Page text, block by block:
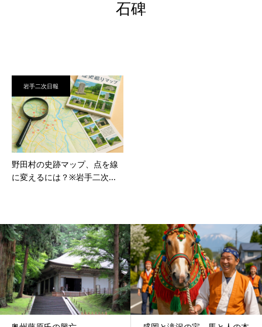
石碑
岩手二次日報
野田村の史跡マップ、点を線
に変えるには？※岩手二次...